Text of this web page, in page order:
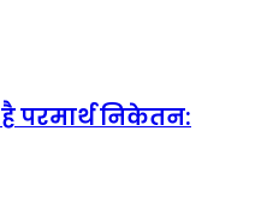
परमार्थ निकेतन: